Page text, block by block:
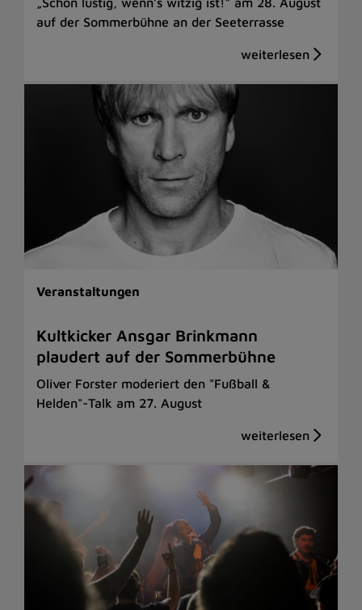
auf der Sommerbühne an der Seeterrasse
Veranstaltungen
Kultkicker Ansgar Brinkmann
plaudert auf der Sommerbühne
Oliver Forster moderiert den "Fußball &
Helden"-Talk am 27. August